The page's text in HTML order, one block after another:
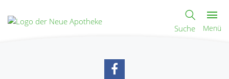
Suche Menü